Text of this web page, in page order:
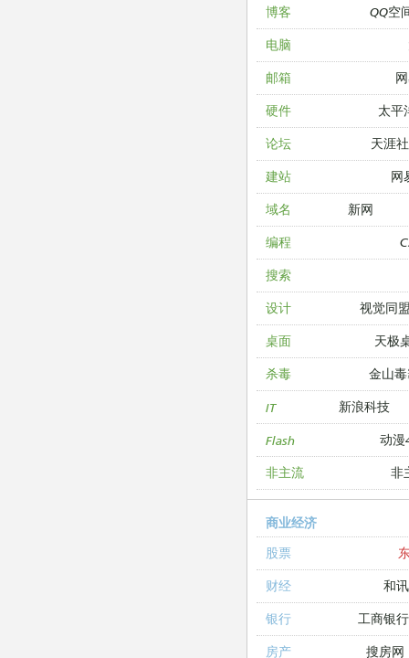
博客 QQ空
电脑
邮箱
硬件 太平
论坛 天涯
建站 网
域名 新网
编程
搜索
设计 视觉同
桌面 天极
杀毒 金山
IT 新浪科技
Flash 动漫
非主流 非
商业经济
股票
财经 和
银行 工商银行
房产 搜房网